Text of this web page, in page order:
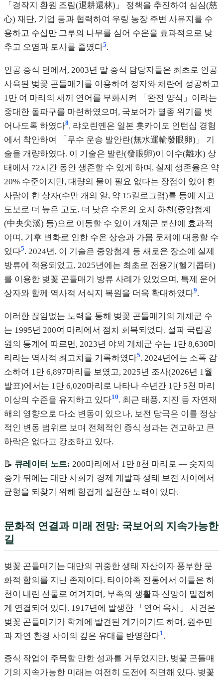
「경작지 환원 조림(退耕還林)」 정책을 추진하여 심심(慈
心) 재단, 기업 등과 협력하여 우링 농장 주변 사유지를 수
용하고 수십만 그루의 나무를 심어 수온을 효과적으로 낮
추고 오염과 토사를 줄였다5.
인공 증식 면에서, 2003년 말 증식 담당자들은 최초로 인공
사육된 벚꽃 곤들매기를 이용하여 정자와 채란에 성공하고
1만 여 마리의 새끼 연어를 부화시켜 「완전 양식」이라는
중대한 돌파구를 마련하였으며, 국보어가 멸종 위기를 벗
어나도록 하였다8. 랴오린옌은 일본 홋카이도 인턴십 경험
에서 착안하여 「무수 운송 발안란(無水運輸發眼卵)」 기
술을 개량하였다. 이 기술은 발란(發眼卵)이 이수(離水) 상
태에서 72시간 동안 생존할 수 있게 하며, 실제 생존율은 약
20% 수준이지만, 대량의 물이 필요 없다는 장점이 있어 한
사람이 한 상자(수만 개의 알, 약 15킬로그램)를 등에 지고
도보로 더 높은 고도, 더 낮은 수온의 오지 하천(중앙첨계
(中央尖溪) 등)으로 이동할 수 있어 개체군 분산에 효과적
이며, 기후 변화로 인한 수온 상승과 가뭄 문제에 대응할 수
있다5. 2024년, 이 기술은 중앙첨계 등 새로운 장소에 실제
방류에 적용되었고, 2025년에는 최초로 전용기(헬기콥터)
를 이용한 벚꽃 곤들매기 방류 사례가 있었으며, 특제 운어
상자와 함께 역사적 서식지 복원을 더욱 확대하였다9.
이러한 끊임없는 노력을 통해 벚꽃 곤들매기의 개체군 수
는 1995년 200여 마리에서 점차 회복되었다. 설파 국립공
원의 통계에 따르면, 2023년 야외 개체군 수는 1만 8,630마
리라는 역사적 최고치를 기록하였다5. 2024년에는 소폭 감
소하여 1만 6,897마리를 보였고, 2025년 조사(2026년 1월
발표)에서는 1만 6,020마리로 나타나 수년간 1만 5천 마리
이상의 수준을 유지하고 있다10. 최근 태풍, 지진 등 자연재
해의 영향으로 다소 변동이 있으나, 보전 당국은 이를 정상
적인 변동 범위로 보며 전체적인 증식 성과는 견고하고 큰
하락은 없다고 강조하고 있다.
📝 큐레이터 노트: 200마리에서 1만 8천 마리로 — 숫자의
증가 뒤에는 대만 사회가 경제 개발과 생태 보전 사이에서
균형을 되찾기 위해 힘겹게 실천한 노력이 있다.
문화적 연결과 미래 전망: 국보어의 지속가능한
길
벚꽃 곤들매기는 대만의 귀중한 생태 자산이자 풍부한 문
화적 함의를 지닌 존재이다. 타이야족 전통에서 이들은 하
천이 내린 선물로 여겨지며, 부족의 생활과 신앙이 밀접하
게 연결되어 있다. 1917년에 발생한 「연어 옥사」 사건은
벚꽃 곤들매기가 학계에 발견된 계기이기도 하며, 원주민
과 자연 환경 사이의 깊은 유대를 반영한다1.
증식 작업이 주목할 만한 성과를 거두었지만, 벚꽃 곤들매
기의 지속가능한 미래는 여전히 도전에 직면해 있다. 벚꽃